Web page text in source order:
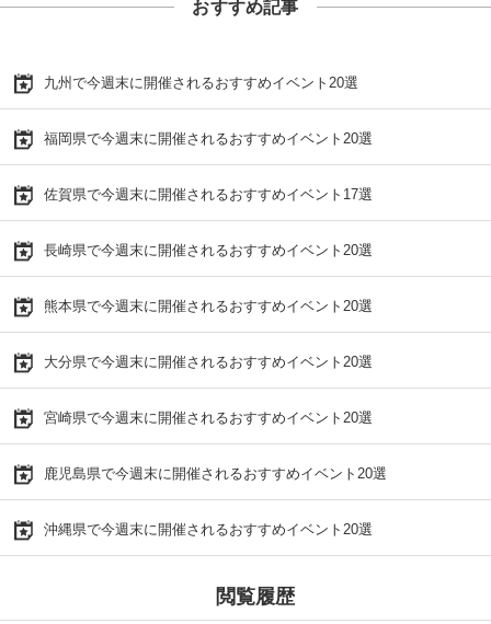
おすすめ記事
九州で今週末に開催されるおすすめイベント20選
福岡県で今週末に開催されるおすすめイベント20選
佐賀県で今週末に開催されるおすすめイベント17選
長崎県で今週末に開催されるおすすめイベント20選
熊本県で今週末に開催されるおすすめイベント20選
大分県で今週末に開催されるおすすめイベント20選
宮崎県で今週末に開催されるおすすめイベント20選
鹿児島県で今週末に開催されるおすすめイベント20選
沖縄県で今週末に開催されるおすすめイベント20選
閲覧履歴